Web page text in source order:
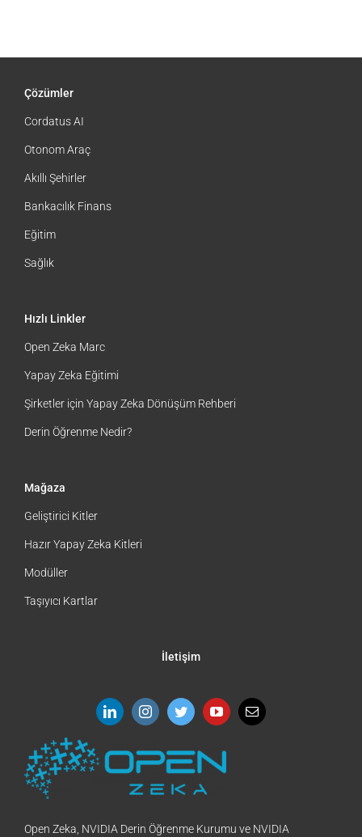
Çözümler
Cordatus AI
Otonom Araç
Akıllı Şehirler
Bankacılık Finans
Eğitim
Sağlık
Hızlı Linkler
Open Zeka Marc
Yapay Zeka Eğitimi
Şirketler için Yapay Zeka Dönüşüm Rehberi
Derin Öğrenme Nedir?
Mağaza
Geliştirici Kitler
Hazır Yapay Zeka Kitleri
Modüller
Taşıyıcı Kartlar
İletişim
Open Zeka, NVIDIA Derin Öğrenme Kurumu ve NVIDIA